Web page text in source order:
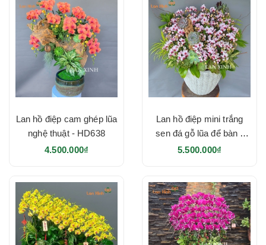
Lan hồ điệp cam ghép lũa
nghệ thuật - HD638
4.500.000₫
Lan hồ điệp mini trắng
sen đá gỗ lũa để bàn -
HD637
5.500.000₫